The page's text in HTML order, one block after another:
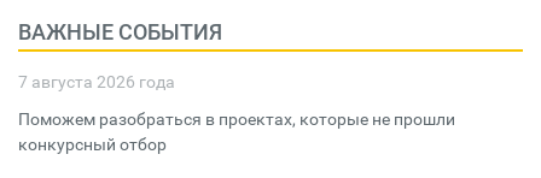
ВАЖНЫЕ СОБЫТИЯ
7 августа 2026 года
Поможем разобраться в проектах, которые не прошли
конкурсный отбор